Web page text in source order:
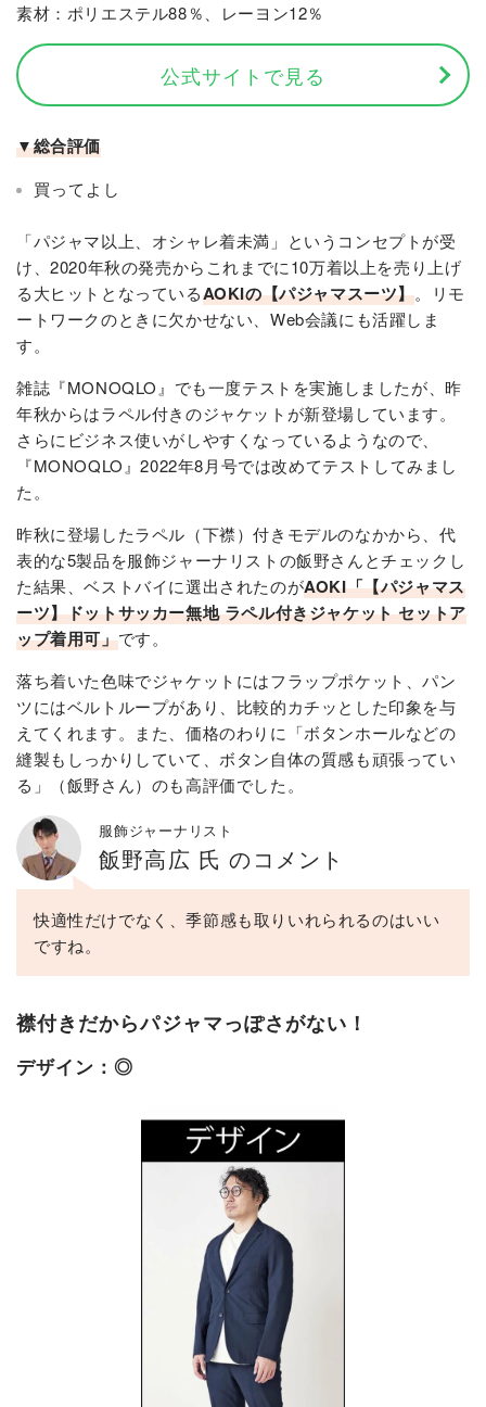
素材：ポリエステル88％、レーヨン12％
公式サイトで見る
▼総合評価
買ってよし
「パジャマ以上、オシャレ着未満」というコンセプトが受
け、2020年秋の発売からこれまでに10万着以上を売り上げ
る大ヒットとなっているAOKIの【パジャマスーツ】。リモ
ートワークのときに欠かせない、Web会議にも活躍しま
す。
雑誌『MONOQLO』でも一度テストを実施しましたが、昨
年秋からはラペル付きのジャケットが新登場しています。
さらにビジネス使いがしやすくなっているようなので、
『MONOQLO』2022年8月号では改めてテストしてみまし
た。
昨秋に登場したラペル（下襟）付きモデルのなかから、代
表的な5製品を服飾ジャーナリストの飯野さんとチェックし
た結果、ベストバイに選出されたのがAOKI「【パジャマス
ーツ】ドットサッカー無地 ラペル付きジャケット セットア
ップ着用可」です。
落ち着いた色味でジャケットにはフラップポケット、パン
ツにはベルトループがあり、比較的カチッとした印象を与
えてくれます。また、価格のわりに「ボタンホールなどの
縫製もしっかりしていて、ボタン自体の質感も頑張ってい
る」（飯野さん）のも高評価でした。
服飾ジャーナリスト
飯野高広 氏 のコメント
快適性だけでなく、季節感も取りいれられるのはいい
ですね。
襟付きだからパジャマっぽさがない！
デザイン：◎